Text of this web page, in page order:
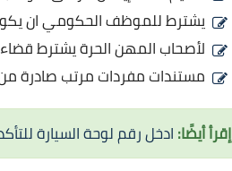
يشترط للموظف الحكومي ان
لأصحاب المهن الحرة يشترط
مستندات مفردات مرتب صادرة
إقرأ أيضًا:ادخل رقم لوحة السيارة